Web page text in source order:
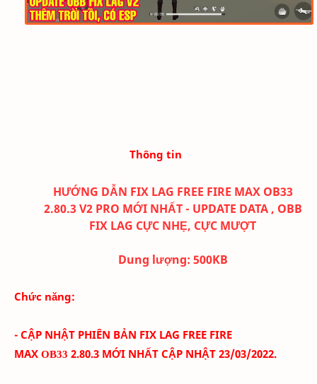
Thông tin
HƯỚNG DẪN FIX LAG FREE FIRE MAX OB33
2.80.3 V2 PRO MỚI NHẤT - UPDATE DATA , OBB
FIX LAG CỰC NHẸ, CỰC MƯỢT
Dung lượng: 500KB
Chức năng:
- CẬP NHẬT PHIÊN BẢN FIX LAG FREE FIRE
MAX OB33 2.80.3 MỚI NHẤT CẬP NHẬT 23/03/2022.